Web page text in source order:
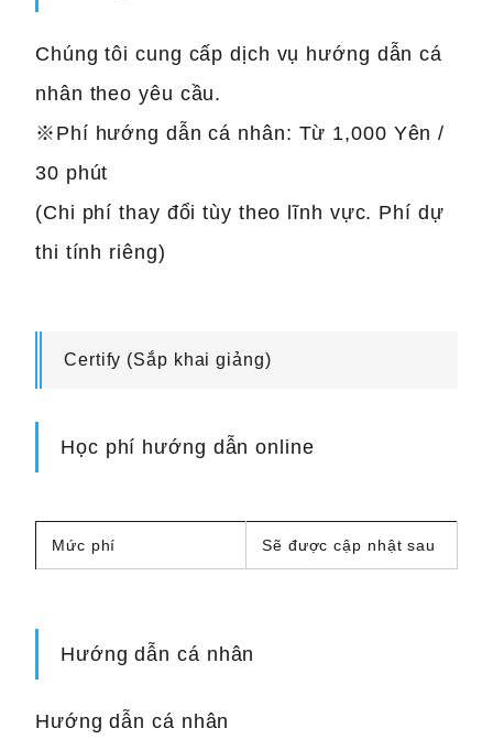
Chúng tôi cung cấp dịch vụ hướng dẫn cá
nhân theo yêu cầu.
※Phí hướng dẫn cá nhân: Từ 1,000 Yên /
30 phút
(Chi phí thay đổi tùy theo lĩnh vực. Phí dự
thi tính riêng)
Certify (Sắp khai giảng)
Học phí hướng dẫn online
Mức phí Sẽ được cập nhật sau
Hướng dẫn cá nhân
Hướng dẫn cá nhân